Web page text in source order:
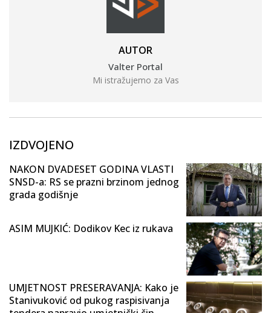
AUTOR
Valter Portal
Mi istražujemo za Vas
IZDVOJENO
NAKON DVADESET GODINA VLASTI
SNSD-a: RS se prazni brzinom jednog
grada godišnje
ASIM MUJKIĆ: Dodikov Kec iz rukava
UMJETNOST PRESERAVANJA: Kako je
Stanivuković od pukog raspisivanja